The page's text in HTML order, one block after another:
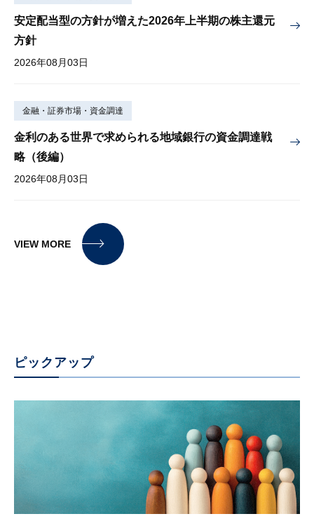
安定配当型の方針が増えた2026年上半期の株主還元
方針
2026年08月03日
金融・証券市場・資金調達
金利のある世界で求められる地域銀行の資金調達戦
略（後編）
2026年08月03日
VIEW MORE
ピックアップ